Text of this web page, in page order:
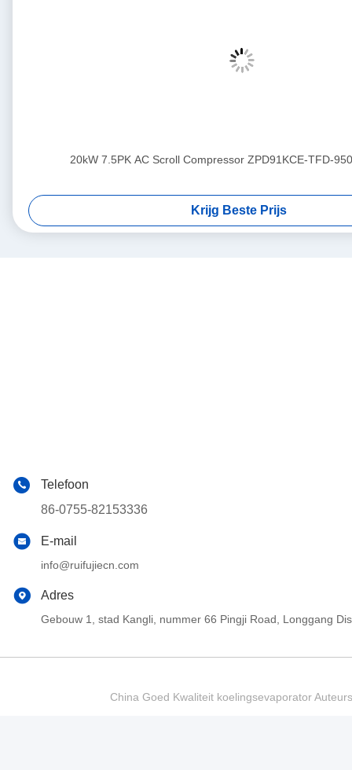
20kW 7.5PK AC Scroll Compressor ZPD91KCE-TFD-
Krijg Beste Prijs
Telefoon
86-0755-82153336
E-mail
info@ruifujiecn.com
Adres
Gebouw 1, stad Kangli, nummer 66 Pingji Road, Longgang
China Goed Kwaliteit koelingsevaporator